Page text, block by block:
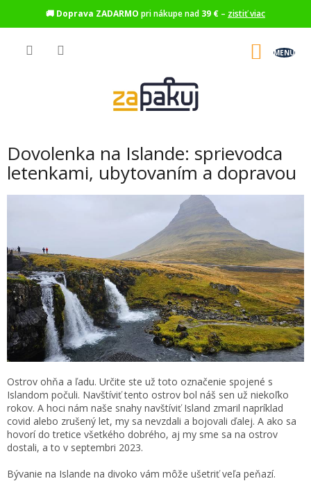
🚚 Doprava ZADARMO pri nákupe nad 39 € – zistiť viac
Dovolenka na Islande: sprievodca
letenkami, ubytovaním a dopravou
Ostrov ohňa a ľadu. Určite ste už toto označenie spojené s
Islandom počuli. Navštíviť tento ostrov bol náš sen už niekoľko
rokov. A hoci nám naše snahy navštíviť Island zmaril napríklad
covid alebo zrušený let, my sa nevzdali a bojovali ďalej. A ako sa
hovorí do tretice všetkého dobrého, aj my sme sa na ostrov
dostali, a to v septembri 2023.
Bývanie na Islande na divoko vám môže ušetriť veľa peňazí.